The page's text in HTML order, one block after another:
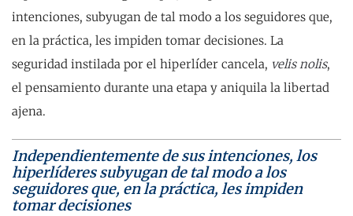
intenciones, subyugan de tal modo a los seguidores que,
en la práctica, les impiden tomar decisiones. La
seguridad instilada por el hiperlíder cancela, velis nolis,
el pensamiento durante una etapa y aniquila la libertad
ajena.
Independientemente de sus intenciones, los
hiperlíderes subyugan de tal modo a los
seguidores que, en la práctica, les impiden
tomar decisiones